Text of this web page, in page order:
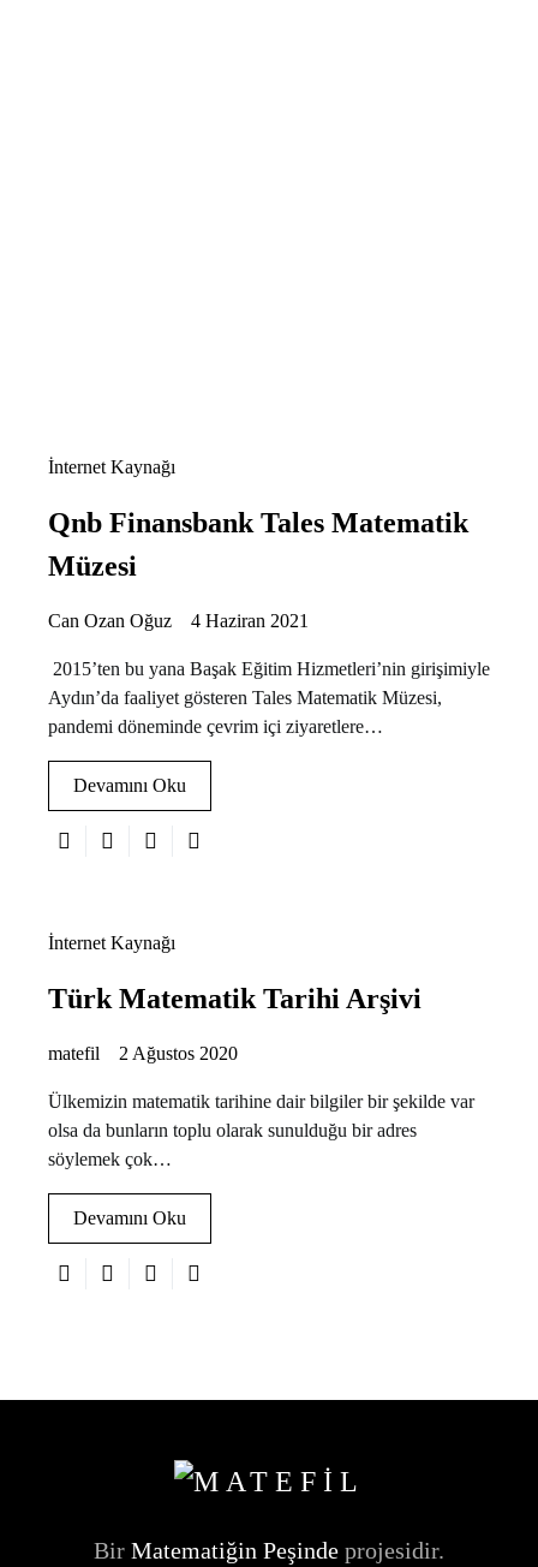
İnternet Kaynağı
Qnb Finansbank Tales Matematik
Müzesi
Can Ozan Oğuz 4 Haziran 2021
2015’ten bu yana Başak Eğitim Hizmetleri’nin girişimiyle
Aydın’da faaliyet gösteren Tales Matematik Müzesi,
pandemi döneminde çevrim içi ziyaretlere…
Devamını Oku
İnternet Kaynağı
Türk Matematik Tarihi Arşivi
matefil 2 Ağustos 2020
Ülkemizin matematik tarihine dair bilgiler bir şekilde var
olsa da bunların toplu olarak sunulduğu bir adres
söylemek çok…
Devamını Oku
Bir Matematiğin Peşinde projesidir.